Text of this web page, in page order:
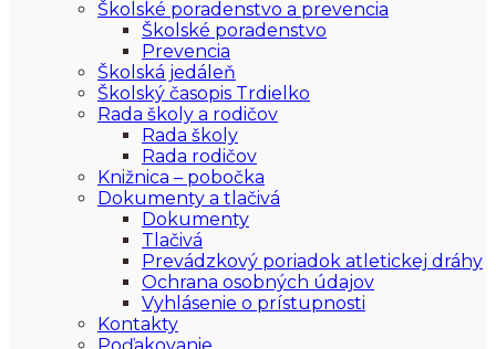
Školské poradenstvo a prevencia
Školské poradenstvo
Prevencia
Školská jedáleň
Školský časopis Trdielko
Rada školy a rodičov
Rada školy
Rada rodičov
Knižnica – pobočka
Dokumenty a tlačivá
Dokumenty
Tlačivá
Prevádzkový poriadok atletickej dráhy
Ochrana osobných údajov
Vyhlásenie o prístupnosti
Kontakty